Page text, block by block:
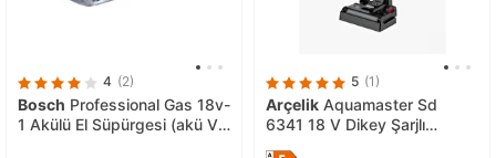
4 (2)
Bosch Professional Gas 18v-
1 Akülü El Süpürgesi (akü Ve
5 (1)
Arçelik Aquamaster Sd
6341 18 V Dikey Şarjlı